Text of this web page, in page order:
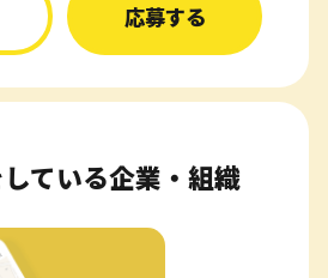
応募する
ている企業・組織